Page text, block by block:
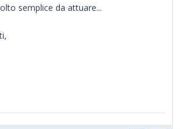
semplice da attuare...